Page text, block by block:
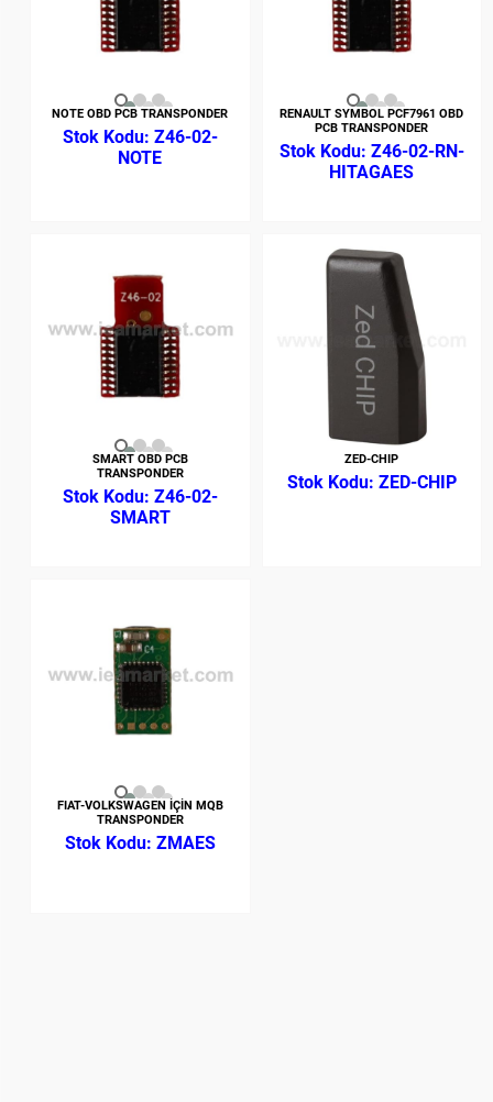
NOTE OBD PCB TRANSPONDER
Z46-02-
NOTE
RENAULT SYMBOL PCF7961 OBD
PCB TRANSPONDER
Z46-02-RN-
HITAGAES
SMART OBD PCB
TRANSPONDER
Z46-02-
SMART
ZED-CHIP
ZED-CHIP
FIAT-VOLKSWAGEN İÇİN MQB
TRANSPONDER
ZMAES